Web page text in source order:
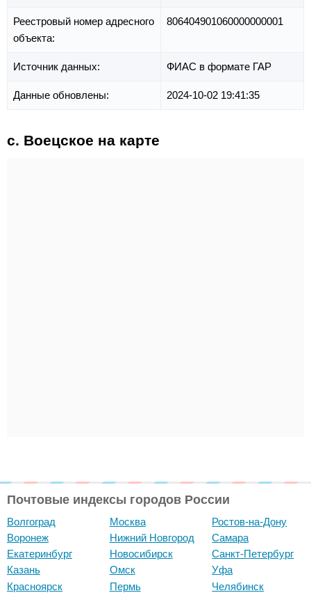
Реестровый номер адресного
объекта:
806404901060000000001
Источник данных: ФИАС в формате ГАР
Данные обновлены: 2024-10-02 19:41:35
с. Воецское на карте
Почтовые индексы городов России
Волгоград
Воронеж
Екатеринбург
Казань
Красноярск
Москва
Нижний Новгород
Новосибирск
Омск
Пермь
Ростов-на-Дону
Самара
Санкт-Петербург
Уфа
Челябинск